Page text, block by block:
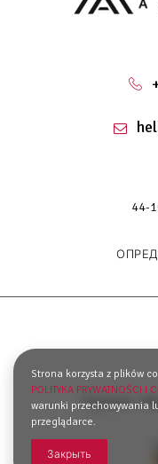
44-
Правила
Strona korzysta z plików
POLITYKA PRYWATNOŚCI I
warunki przechowywania
przeglądarce.
Закрыть